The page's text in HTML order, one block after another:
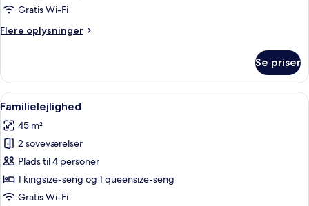
Gratis Wi-Fi
Flere oplysninger
Flere
suite
Se priser
Indlæs
alle
billeder
af
Familielejlighed
Et hotelværelse med to senge, et
4
Familielejlighed
45 m²
2 soveværelser
Plads til 4 personer
1 kingsize-seng og 1 queensize-seng
Gratis Wi-Fi